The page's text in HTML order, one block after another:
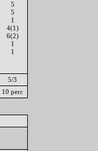
5
5
1
4(1)
6(2)
1
1
5/3
10 perc